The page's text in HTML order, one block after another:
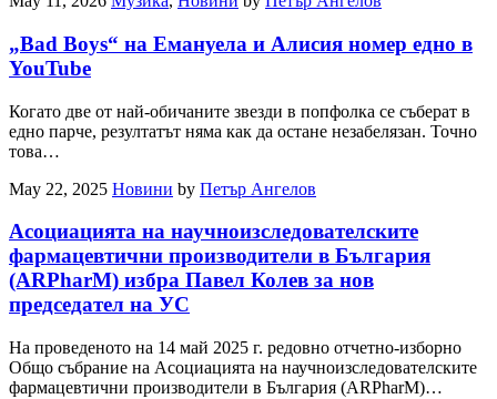
„Bad Boys“ на Емануела и Алисия номер едно в
YouTube
Когато две от най-обичаните звезди в попфолка се съберат в
едно парче, резултатът няма как да остане незабелязан. Точно
това…
May 22, 2025 Новини by Петър Ангелов
Асоциацията на научноизследователските
фармацевтични производители в България
(ARPharM) избра Павел Колев за нов
председател на УС
На проведеното на 14 май 2025 г. редовно отчетно-изборно
Общо събрание на Асоциацията на научноизследователските
фармацевтични производители в България (ARPharM)…